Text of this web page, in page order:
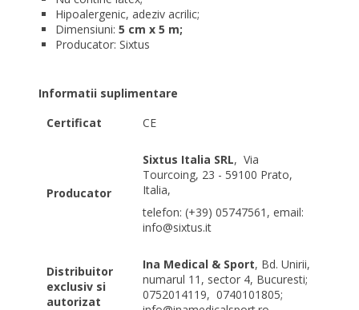
Hipoalergenic, adeziv acrilic;
Dimensiuni:5 cm x 5 m;
Producator: Sixtus
Informatii suplimentare
Certificat
CE
Producator
Sixtus Italia SRL, Via
Tourcoing, 23 - 59100 Prato,
Italia,
telefon: (+39) 05747561, email:
info@sixtus.it
Distribuitor
exclusiv si
autorizat
Ina Medical & Sport, Bd. Unirii,
numarul 11, sector 4, Bucuresti;
0752014119, 0740101805;